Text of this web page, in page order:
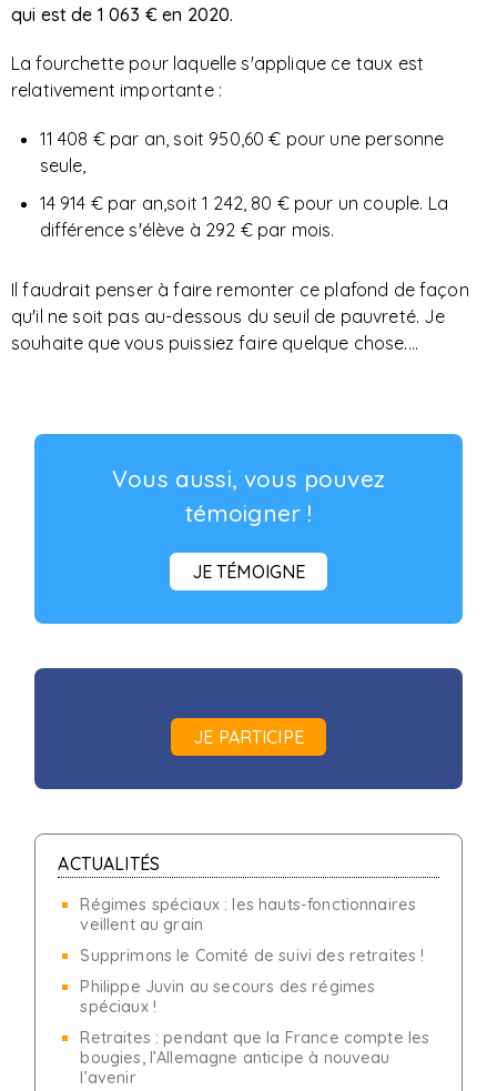
qui est de 1 063 € en 2020.
La fourchette pour laquelle s'applique ce taux est
relativement importante :
11 408 € par an, soit 950,60 € pour une personne
seule,
14 914 € par an,soit 1 242, 80 € pour un couple. La
différence s'élève à 292 € par mois.
Il faudrait penser à faire remonter ce plafond de façon
qu'il ne soit pas au-dessous du seuil de pauvreté. Je
souhaite que vous puissiez faire quelque chose....
Vous aussi, vous pouvez
témoigner !
JE TÉMOIGNE
JE PARTICIPE
ACTUALITÉS
Régimes spéciaux : les hauts-fonctionnaires
veillent au grain
Supprimons le Comité de suivi des retraites !
Philippe Juvin au secours des régimes
spéciaux !
Retraites : pendant que la France compte les
bougies, l’Allemagne anticipe à nouveau
l’avenir